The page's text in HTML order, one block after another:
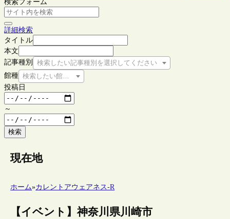
検索フォーム
詳細検索
タイトル
本文
記事種別
検索したい記事種別を選択してください
館種 検索したい館種を選択してください
投稿日
～
検索
現在地
ホーム»カレントアウェアネス-R
【イベント】神奈川県川崎市